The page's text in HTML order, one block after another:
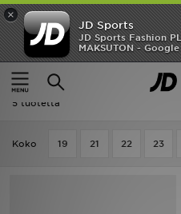
×
JD Sports
JD Sports Fashion
MAKSUTON -
Etusivu
Lapset Vauvojen
Lapset - Nike Sandaalit
5 tuotetta
Koko 19 21 22 23
Etusivu
Ale
Uutuudet